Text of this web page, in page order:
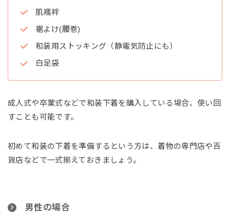
肌襦袢
裾よけ(腰巻)
和装用ストッキング（静電気防止にも）
白足袋
成人式や卒業式などで和装下着を購入している場合、使い回
すことも可能です。
初めて和装の下着を準備するという方は、着物の専門店や百
貨店などで一式揃えておきましょう。
男性の場合